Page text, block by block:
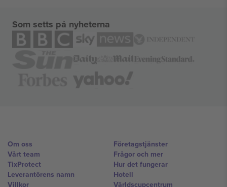
Som setts på nyheterna
Om oss
Vårt team
TixProtect
Leverantörens namn
Villkor
Företagstjänster
Frågor och mer
Hur det fungerar
Hotell
Världscupcentrum